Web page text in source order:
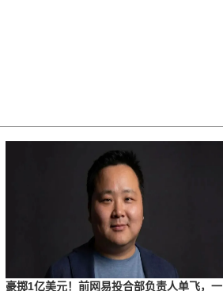
豪掷1亿美元！前网易投合部负责人单飞，一